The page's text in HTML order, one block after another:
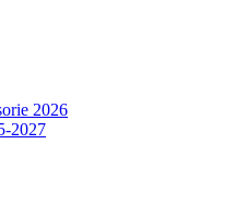
2026
2027